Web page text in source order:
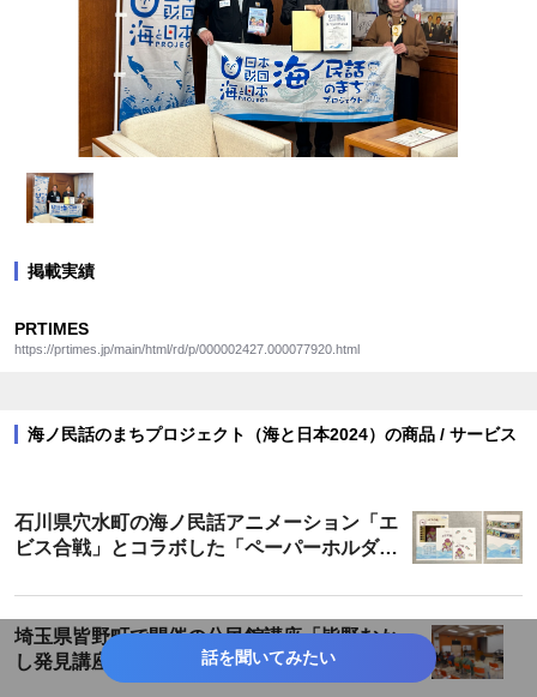
掲載実績
PRTIMES
https://prtimes.jp/main/html/rd/p/000002427.000077920.html
海ノ民話のまちプロジェクト（海と日本2024）の商品 / サービス
石川県穴水町の海ノ民話アニメーション「エ
ビス合戦」とコラボした「ペーパーホルダ
埼玉県皆野町で開催の公民館講座「皆野むか
し発見講座」にて海ノ民話アニメーション
「カミの話」を上映・解説しました
話を聞いてみたい